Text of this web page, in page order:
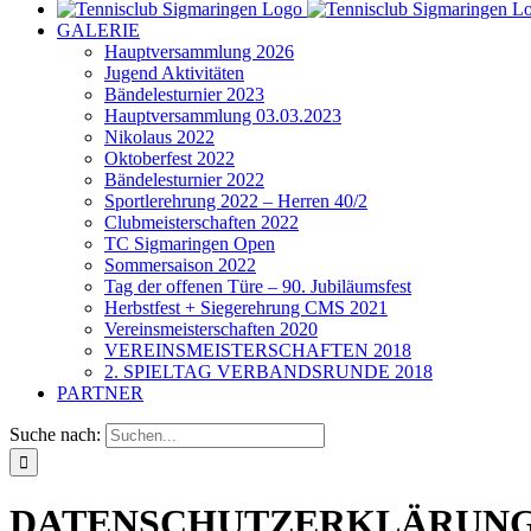
GALERIE
Hauptversammlung 2026
Jugend Aktivitäten
Bändelesturnier 2023
Hauptversammlung 03.03.2023
Nikolaus 2022
Oktoberfest 2022
Bändelesturnier 2022
Sportlerehrung 2022 – Herren 40/2
Clubmeisterschaften 2022
TC Sigmaringen Open
Sommersaison 2022
Tag der offenen Türe – 90. Jubiläumsfest
Herbstfest + Siegerehrung CMS 2021
Vereinsmeisterschaften 2020
VEREINSMEISTERSCHAFTEN 2018
2. SPIELTAG VERBANDSRUNDE 2018
PARTNER
Suche nach: